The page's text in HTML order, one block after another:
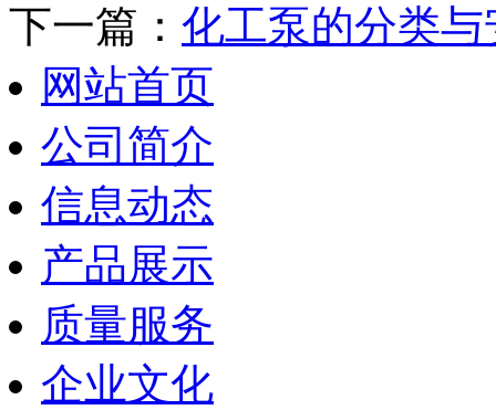
下一篇： 化工泵的分类
网站首页
公司简介
信息动态
产品展示
质量服务
企业文化